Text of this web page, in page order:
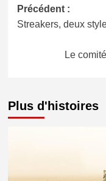
Navigation
d’article
Précédent :
Streakers, deux
Le
Plus d'histoires